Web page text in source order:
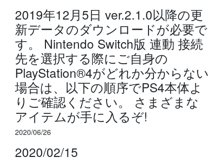
2019年12月5日 ver.2.1.0以降の更
新データのダウンロードが必要で
す。 Nintendo Switch版 連動 接続
先を選択する際にご自身の
PlayStation®4がどれか分からない
場合は、以下の順序でPS4本体よ
りご確認ください。 さまざまな
アイテムが手に入るぞ!
2020/06/26
2020/02/15